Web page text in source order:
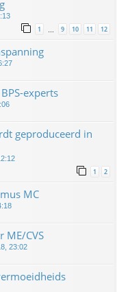
1 9 10 11 12
experts
geproduceerd in
1 2
MC
ME/CVS
23:02